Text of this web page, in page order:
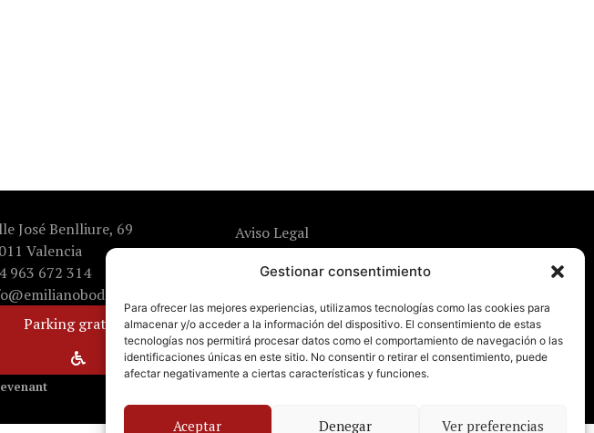
Gestionar consentimiento
Para ofrecer las mejores experiencias, utilizamos tecnologías como las cookies para
almacenar y/o acceder a la información del dispositivo. El consentimiento de estas
tecnologías nos permitirá procesar datos como el comportamiento de navegación o las
identificaciones únicas en este sitio. No consentir o retirar el consentimiento, puede
afectar negativamente a ciertas características y funciones.
Aceptar Denegar Ver preferencias
José Benlliure, 69
Valencia
963 672 314
Parking gratuito
Aviso Legal
Política de Privacidad